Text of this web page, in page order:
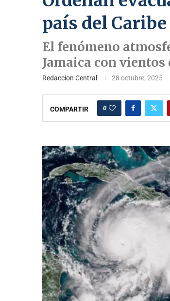
país del
El fenómeno
Jamaica con
Redaccion Central 28 octubre, 2025
COMPARTIR 0